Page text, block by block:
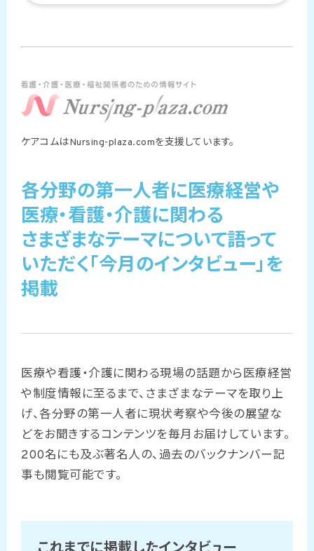
ケアコムはNursing-plaza.comを支援しています。
各分野の第一人者に医療経営や
医療・看護・介護に関わる
さまざまなテーマについて語って
いただく「今月のインタビュー」を
掲載
医療や看護・介護に関わる現場の話題から医療経営
や制度情報に至るまで、さまざまなテーマを取り上
げ、各分野の第一人者に現状考察や今後の展望な
どをお聞きするコンテンツを毎月お届けしています。
200名にも及ぶ著名人の、過去のバックナンバー記
事も閲覧可能です。